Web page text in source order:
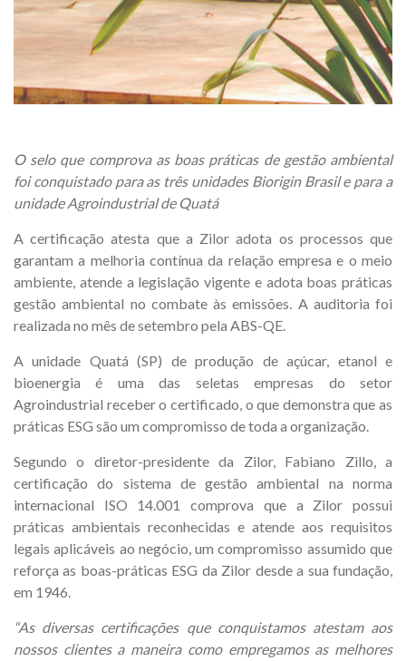
O selo que comprova as boas práticas de gestão ambiental
foi conquistado para as três unidades Biorigin Brasil e para a
unidade Agroindustrial de Quatá
A certificação atesta que a Zilor adota os processos que
garantam a melhoria contínua da relação empresa e o meio
ambiente, atende a legislação vigente e adota boas práticas
gestão ambiental no combate às emissões. A auditoria foi
realizada no mês de setembro pela ABS-QE.
A unidade Quatá (SP) de produção de açúcar, etanol e
bioenergia é uma das seletas empresas do setor
Agroindustrial receber o certificado, o que demonstra que as
práticas ESG são um compromisso de toda a organização.
Segundo o diretor-presidente da Zilor, Fabiano Zillo, a
certificação do sistema de gestão ambiental na norma
internacional ISO 14.001 comprova que a Zilor possui
práticas ambientais reconhecidas e atende aos requisitos
legais aplicáveis ao negócio, um compromisso assumido que
reforça as boas-práticas ESG da Zilor desde a sua fundação,
em 1946.
“As diversas certificações que conquistamos atestam aos
nossos clientes a maneira como empregamos as melhores